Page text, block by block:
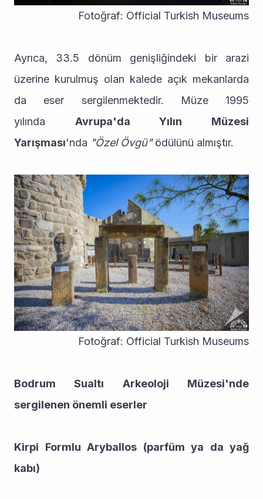
Fotoğraf: Official Turkish Museums
Ayrıca, 33.5 dönüm genişliğindeki bir arazi
üzerine kurulmuş olan kalede açık mekanlarda
da eser sergilenmektedir. Müze 1995
yılında Avrupa'da Yılın Müzesi
Yarışması'nda "Özel Övgü" ödülünü almıştır.
Fotoğraf: Official Turkish Museums
Bodrum Sualtı Arkeoloji Müzesi'nde
sergilenen önemli eserler
Kirpi Formlu Aryballos (parfüm ya da yağ
kabı)